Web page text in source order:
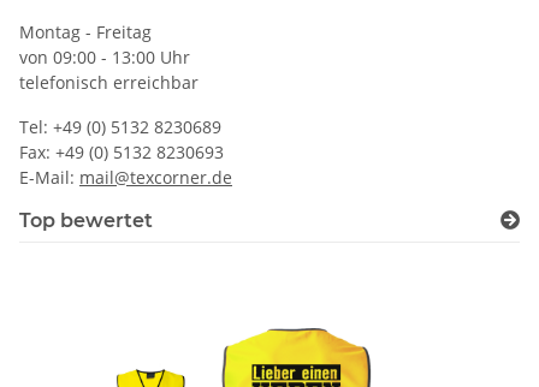
Montag - Freitag
von 09:00 - 13:00 Uhr
telefonisch erreichbar
Tel: +49 (0) 5132 8230689
Fax: +49 (0) 5132 8230693
E-Mail: mail@texcorner.de
Top bewertet